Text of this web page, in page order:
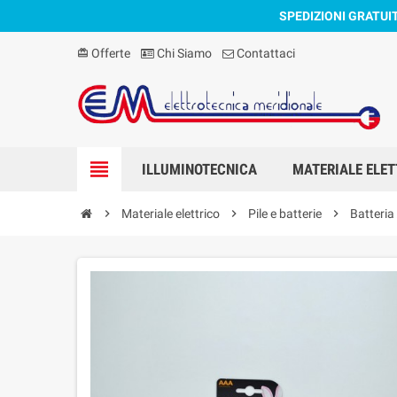
SPEDIZIONI
card_giftcard Offerte Chi Siamo Contattaci
view_headline ILLUMINOTECNICA MATERIALE
chevron_right Materiale elettrico chevron_right Pile e batterie chevron_right Batteria